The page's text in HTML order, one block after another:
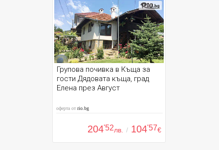
Групова почивка в Къща за
гости Дядовата къща, град
Елена през Август
оферта отrio.bg
204'52лв. / 104'57€